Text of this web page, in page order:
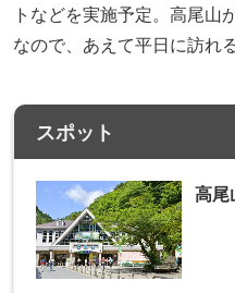
トなどを実施予定。高尾山
なので、あえて平日に訪れ
スポット
高尾